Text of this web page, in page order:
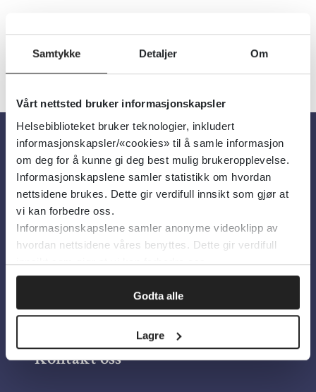
Samtykke Detaljer Om
Vårt nettsted bruker informasjonskapsler
Helsebiblioteket bruker teknologier, inkludert
informasjonskapsler/«cookies» til å samle informasjon
om deg for å kunne gi deg best mulig brukeropplevelse.
Informasjonskapslene samler statistikk om hvordan
nettsidene brukes. Dette gir verdifull innsikt som gjør at
vi kan forbedre oss.
Informasjonskapslene samler anonyme videoklipp av
hvordan nettsidene våres benyttes. Dette gir verdifull
innsikt som gjør at vi kan forbedre oss.
Godta alle
Lagre
« 1
Om oss
Om Helsebiblioteket
Personvern og informasjonskapsler
Tilgjengelighetserklæring
Information in English
Bilder fra Colourbox.com
Kontakt oss